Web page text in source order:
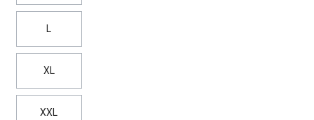
L
XL
XXL